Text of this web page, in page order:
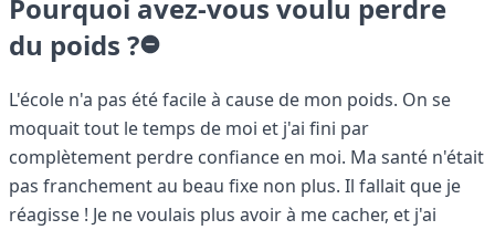
Pourquoi avez-vous voulu perdre
du poids ?
L'école n'a pas été facile à cause de mon poids. On se
moquait tout le temps de moi et j'ai fini par
complètement perdre confiance en moi. Ma santé n'était
pas franchement au beau fixe non plus. Il fallait que je
réagisse ! Je ne voulais plus avoir à me cacher, et j'ai